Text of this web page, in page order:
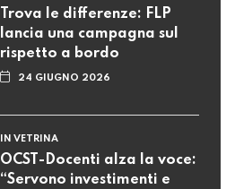
Trova le differenze: FLP
lancia una campagna sul
rispetto a bordo
24 GIUGNO 2026
IN VETRINA
OCST-Docenti alza la voce:
“Servono investimenti e